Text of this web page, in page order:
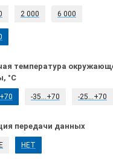
2 000 6 000
температура
°C
-35…+70 -25…+70
передачи данных
НЕТ